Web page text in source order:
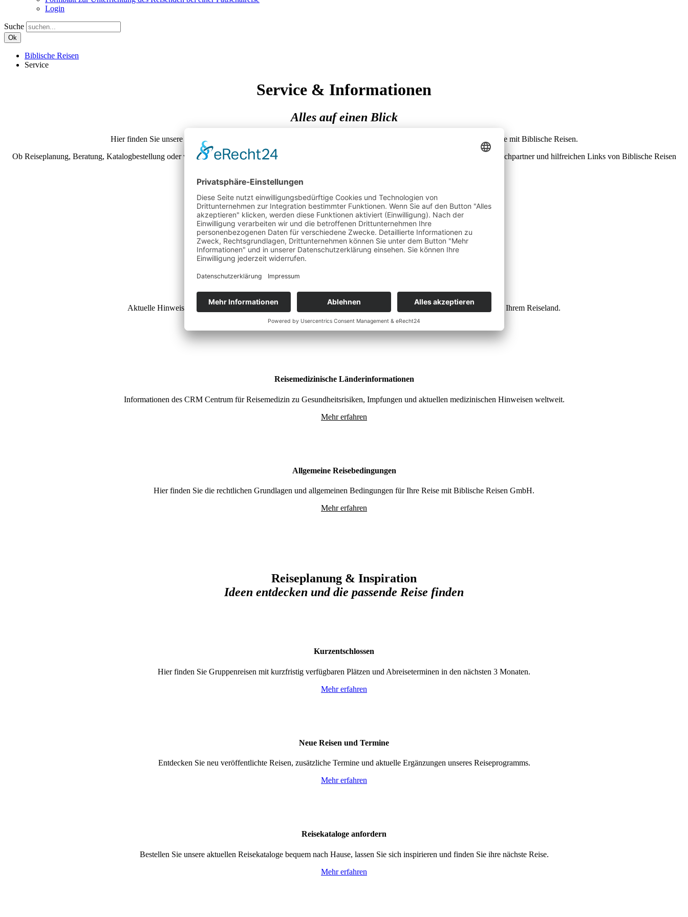
Login
Suche
Ok
Biblische Reisen
Service
Service & Informationen
Alles auf einen Blick
Hier finden Sie unsere wichtigsten Informations-, Service- und Kontaktangebote sowie hilfreiche Links rund um Ihre Reise mit Biblische Reisen.
Ob Reiseplanung, Beratung, Katalogbestellung oder wichtige Informationen für Ihre bevorstehende Reise – hier finden Sie alle Serviceangebote, Ansprechpartner und hilfreichen Links von Biblische Reisen
Reisevorbereitung
Gut informiert unterwegs
Aktuelle Hinweise des Auswärtigen Amtes zu Sicherheitslage, Einreisebestimmungen und besonderen Situationen in Ihrem Reiseland.
Mehr erfahren
Reisemedizinische Länderinformationen
Informationen des CRM Centrum für Reisemedizin zu Gesundheitsrisiken, Impfungen und aktuellen medizinischen Hinweisen weltweit.
Mehr erfahren
Allgemeine Reisebedingungen
Hier finden Sie die rechtlichen Grundlagen und allgemeinen Bedingungen für Ihre Reise mit Biblische Reisen GmbH.
Mehr erfahren
Reiseplanung & Inspiration
Ideen entdecken und die passende Reise finden
Kurzentschlossen
Hier finden Sie Gruppenreisen mit kurzfristig verfügbaren Plätzen und Abreiseterminen in den nächsten 3 Monaten.
Mehr erfahren
Neue Reisen und Termine
Entdecken Sie neu veröffentlichte Reisen, zusätzliche Termine und aktuelle Ergänzungen unseres Reiseprogramms.
Mehr erfahren
Reisekataloge anfordern
Bestellen Sie unsere aktuellen Reisekataloge bequem nach Hause, lassen Sie sich inspirieren und finden Sie ihre nächste Reise.
Mehr erfahren